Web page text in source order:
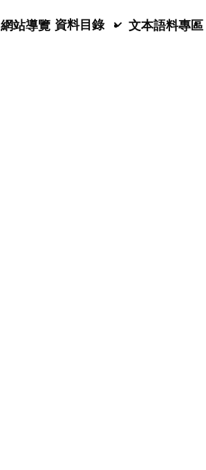
網站導覽 資料目錄 文本語料專區